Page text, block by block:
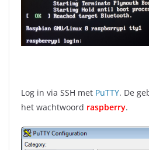
Log in via SSH met PuTTY. De
het wachtwoord raspberry.